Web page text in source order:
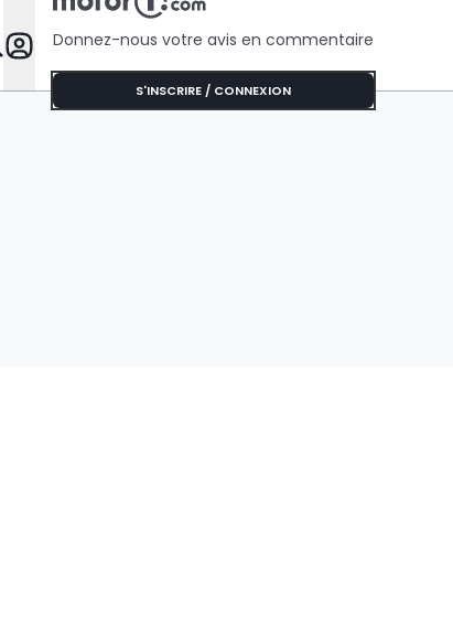
Donnez-nous votre avis en commentaire
S'INSCRIRE / CONNEXION